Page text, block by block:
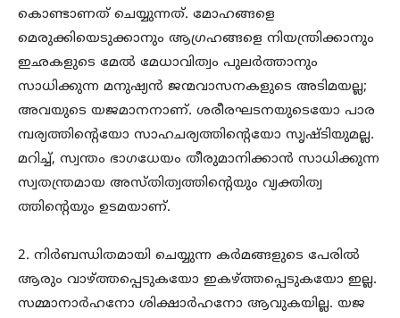
കൊണ്ടാണത് ചെയ്യുന്നത്. മോഹങ്ങളെ
മെരുക്കിയെടുക്കാനും ആഗ്രഹങ്ങളെ നിയന്ത്രിക്കാനും
ഇഛകളുടെ മേൽ മേധാവിത്വം പുലർത്താനും
സാധിക്കുന്ന മനുഷ്യൻ ജന്മവാസനകളുടെ അടിമയല്ല;
അവയുടെ യജമാനനാണ്. ശരീരഘടനയുടെയോ പാര
മ്പര്യത്തിന്റെയോ സാഹചര്യത്തിന്റെയോ സൃഷ്ടിയുമല്ല.
മറിച്ച്, സ്വന്തം ഭാഗധേയം തീരുമാനിക്കാൻ സാധിക്കുന്ന
സ്വതന്ത്രമായ അസ്തിത്വത്തിന്റെയും വ്യക്തിത്വ
ത്തിന്റെയും ഉടമയാണ്.
2. നിർബന്ധിതമായി ചെയ്യുന്ന കർമങ്ങളുടെ പേരിൽ
ആരും വാഴ്ത്തപ്പെടുകയോ ഇകഴ്ത്തപ്പെടുകയോ ഇല്ല.
സമ്മാനാർഹനോ ശിക്ഷാർഹനോ ആവുകയില്ല. യജ